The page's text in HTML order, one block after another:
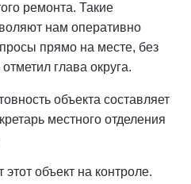
ремонта. Такие
нам оперативно
прямо на месте, без
глава округа.
объекта составляет
местного отделения
объект на контроле.